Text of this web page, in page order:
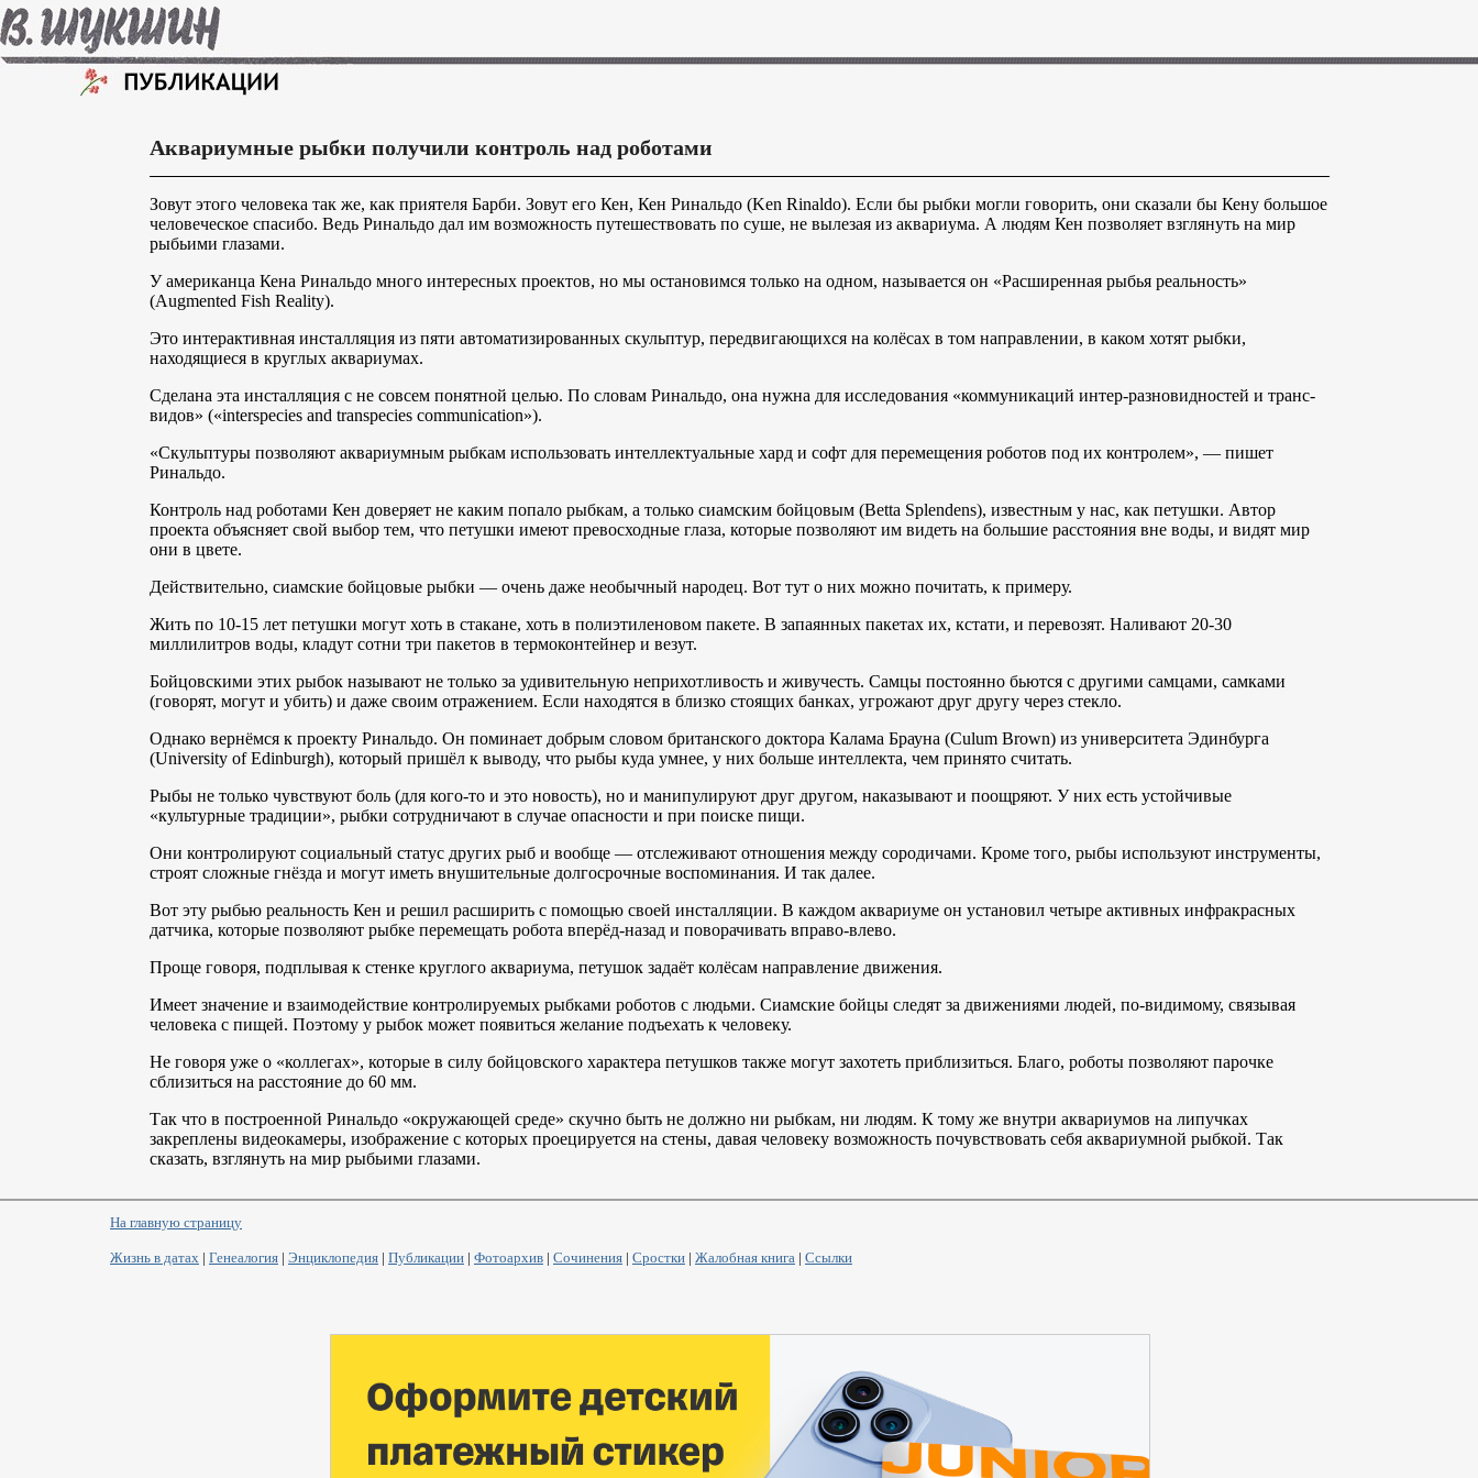
Аквариумные рыбки получили контроль над роботами
Зовут этого человека так же, как приятеля Барби. Зовут его Кен, Кен Ринальдо (Ken Rinaldo). Если бы рыбки могли говорить, они сказали бы Кену большое
человеческое спасибо. Ведь Ринальдо дал им возможность путешествовать по суше, не вылезая из аквариума. А людям Кен позволяет взглянуть на мир
рыбьими глазами.
У американца Кена Ринальдо много интересных проектов, но мы остановимся только на одном, называется он «Расширенная рыбья реальность»
(Augmented Fish Reality).
Это интерактивная инсталляция из пяти автоматизированных скульптур, передвигающихся на колёсах в том направлении, в каком хотят рыбки,
находящиеся в круглых аквариумах.
Сделана эта инсталляция с не совсем понятной целью. По словам Ринальдо, она нужна для исследования «коммуникаций интер-разновидностей и транс-
видов» («interspecies and transpecies communication»).
«Скульптуры позволяют аквариумным рыбкам использовать интеллектуальные хард и софт для перемещения роботов под их контролем», — пишет
Ринальдо.
Контроль над роботами Кен доверяет не каким попало рыбкам, а только сиамским бойцовым (Betta Splendens), известным у нас, как петушки. Автор
проекта объясняет свой выбор тем, что петушки имеют превосходные глаза, которые позволяют им видеть на большие расстояния вне воды, и видят мир
они в цвете.
Действительно, сиамские бойцовые рыбки — очень даже необычный народец. Вот тут о них можно почитать, к примеру.
Жить по 10-15 лет петушки могут хоть в стакане, хоть в полиэтиленовом пакете. В запаянных пакетах их, кстати, и перевозят. Наливают 20-30
миллилитров воды, кладут сотни три пакетов в термоконтейнер и везут.
Бойцовскими этих рыбок называют не только за удивительную неприхотливость и живучесть. Самцы постоянно бьются с другими самцами, самками
(говорят, могут и убить) и даже своим отражением. Если находятся в близко стоящих банках, угрожают друг другу через стекло.
Однако вернёмся к проекту Ринальдо. Он поминает добрым словом британского доктора Калама Брауна (Culum Brown) из университета Эдинбурга
(University of Edinburgh), который пришёл к выводу, что рыбы куда умнее, у них больше интеллекта, чем принято считать.
Рыбы не только чувствуют боль (для кого-то и это новость), но и манипулируют друг другом, наказывают и поощряют. У них есть устойчивые
«культурные традиции», рыбки сотрудничают в случае опасности и при поиске пищи.
Они контролируют социальный статус других рыб и вообще — отслеживают отношения между сородичами. Кроме того, рыбы используют инструменты,
строят сложные гнёзда и могут иметь внушительные долгосрочные воспоминания. И так далее.
Вот эту рыбью реальность Кен и решил расширить с помощью своей инсталляции. В каждом аквариуме он установил четыре активных инфракрасных
датчика, которые позволяют рыбке перемещать робота вперёд-назад и поворачивать вправо-влево.
Проще говоря, подплывая к стенке круглого аквариума, петушок задаёт колёсам направление движения.
Имеет значение и взаимодействие контролируемых рыбками роботов с людьми. Сиамские бойцы следят за движениями людей, по-видимому, связывая
человека с пищей. Поэтому у рыбок может появиться желание подъехать к человеку.
Не говоря уже о «коллегах», которые в силу бойцовского характера петушков также могут захотеть приблизиться. Благо, роботы позволяют парочке
сблизиться на расстояние до 60 мм.
Так что в построенной Ринальдо «окружающей среде» скучно быть не должно ни рыбкам, ни людям. К тому же внутри аквариумов на липучках
закреплены видеокамеры, изображение с которых проецируется на стены, давая человеку возможность почувствовать себя аквариумной рыбкой. Так
сказать, взглянуть на мир рыбьими глазами.
На главную страницу
Жизнь в датах | Генеалогия | Энциклопедия | Публикации | Фотоархив | Сочинения | Сростки | Жалобная книга | Ссылки